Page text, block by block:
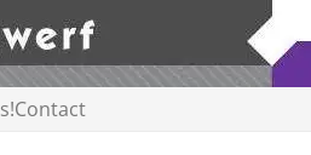
Contact